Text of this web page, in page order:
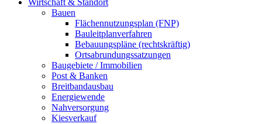
Wirtschaft & Standort
Bauen
Flächennutzungsplan (FNP)
Bauleitplanverfahren
Bebauungspläne (rechtskräftig)
Ortsabrundungssatzungen
Baugebiete / Immobilien
Post & Banken
Breitbandausbau
Energiewende
Nahversorgung
Kiesverkauf